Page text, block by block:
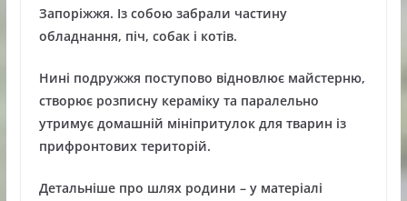
Запоріжжя. Із собою забрали частину
обладнання, піч, собак і котів.
Нині подружжя поступово відновлює майстерню,
створює розписну кераміку та паралельно
утримує домашній мініпритулок для тварин із
прифронтових територій.
Детальніше про шлях родини – у матеріалі